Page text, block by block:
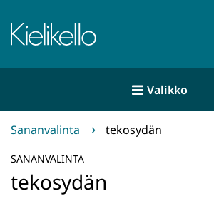
sisältöön
Etusivu
Valikko
Sananvalinta tekosydän
SANANVALINTA
tekosydän